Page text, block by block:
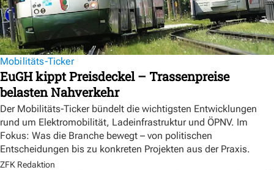
Mobilitäts-Ticker
EuGH kippt Preisdeckel – Trassenpreise
belasten Nahverkehr
Der Mobilitäts-Ticker bündelt die wichtigsten Entwicklungen
rund um Elektromobilität, Ladeinfrastruktur und ÖPNV. Im
Fokus: Was die Branche bewegt – von politischen
Entscheidungen bis zu konkreten Projekten aus der Praxis.
ZFK Redaktion